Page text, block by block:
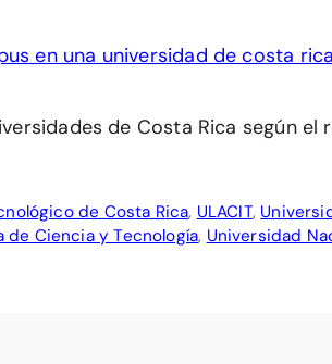
de Costa Rica según el
de Costa Rica, ULACIT,
de Ciencia y Tecnología, Universidad